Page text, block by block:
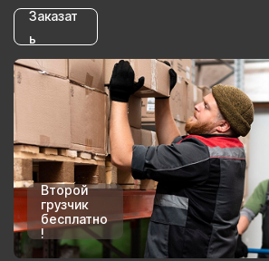
Заказат
ь
Второй
грузчик
бесплатно
!